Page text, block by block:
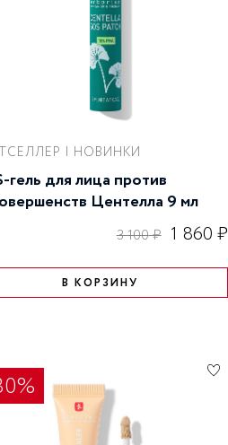
| НОВИНКИ
гель для лица против
Центелла 9 мл
3 100 ₽ 1 860 ₽
В КОРЗИНУ